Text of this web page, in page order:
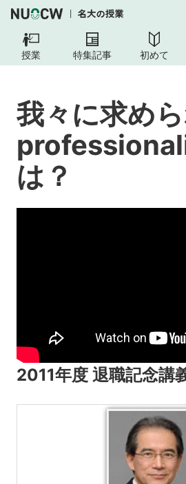
授業 特集記事 初めて
我々に求め
は？
2011年度 退職記念講